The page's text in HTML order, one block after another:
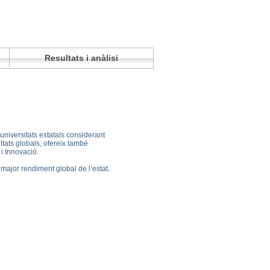
Resultats i anàlisi
estatals considerant
globals, ofereix també
Innovació.
rendiment global de l’estat.